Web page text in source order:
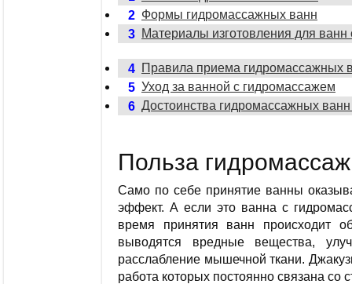
2 Формы гидромассажных ванн
3
Материалы изготовления для
4
Правила приема гидромассажных
5 Уход за ванной с гидромассажем
6 Достоинства гидромассажных
Польза
Само по себе принятие ванны
эффект. А если это ванна с
время принятия ванн происходит
выводятся вредные вещества,
расслабление мышечной ткани.
работа которых постоянно связана со